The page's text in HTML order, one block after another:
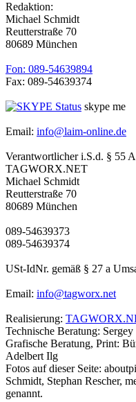
Redaktion:
Michael Schmidt
Reutterstraße 70
80689 München
Fon: 089-54639894
Fax: 089-54639374
skype me
Email: info@laim-online.de
Verantwortlicher i.S.d. § 55
TAGWORX.NET
Michael Schmidt
Reutterstraße 70
80689 München
089-54639373
089-54639374
USt-IdNr. gemäß § 27 a
Email: info@tagworx.net
Realisierung:
Technische Beratung:
Grafische Beratung, Print:
Adelbert Ilg
Fotos auf dieser Seite:
Schmidt, Stephan Rescher,
genannt.